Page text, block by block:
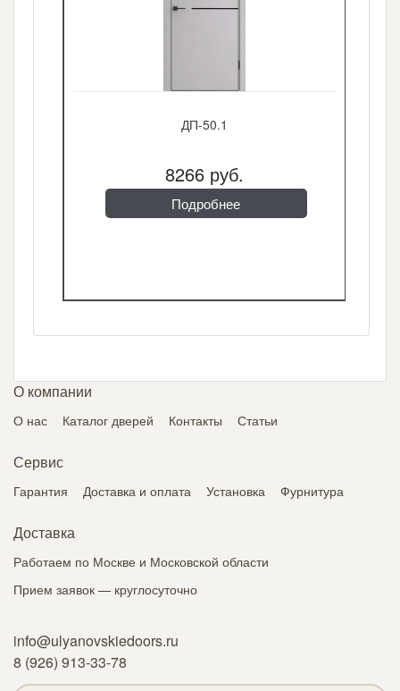
ДП-50.1
8266 руб.
Подробнее
О компании
О нас Каталог дверей Контакты Статьи
Сервис
Гарантия Доставка и оплата Установка Фурнитура
Доставка
Работаем по Москве и Московской области
Прием заявок — круглосуточно
info@ulyanovskiedoors.ru
8 (926) 913-33-78